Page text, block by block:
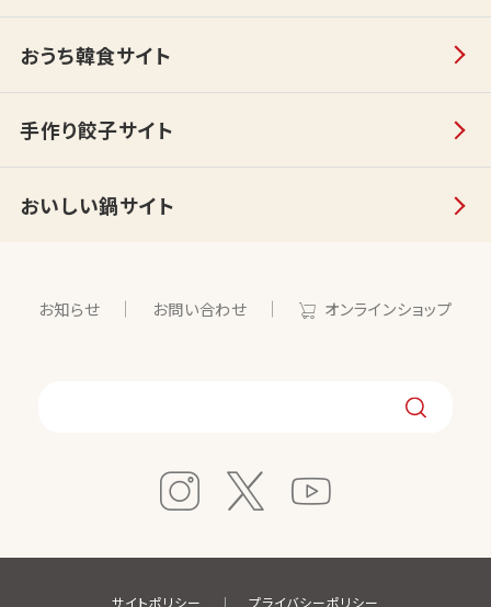
おうち韓食サイト
手作り餃子サイト
おいしい鍋サイト
お知らせ お問い合わせ オンラインショップ
サイトポリシー プライバシーポリシー